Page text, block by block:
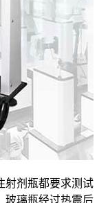
射剂瓶都要求测试
玻璃瓶经过热震后